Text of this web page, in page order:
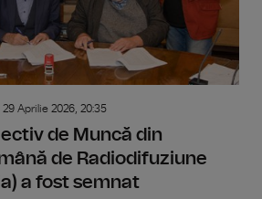
29 Aprilie 2026, 20:35
de Muncă din
de Radiodifuziune
a fost semnat